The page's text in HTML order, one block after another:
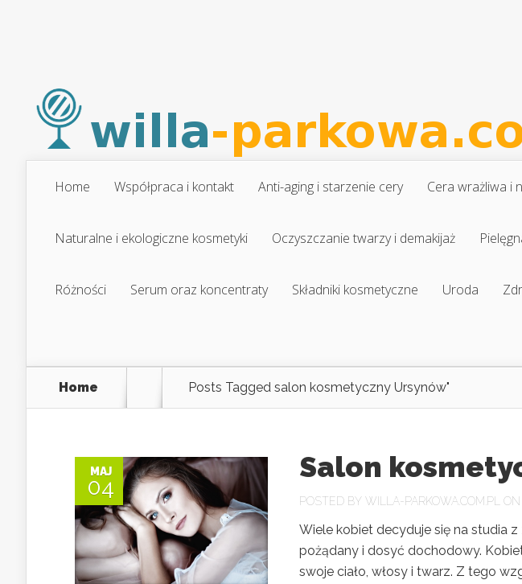
Home Współpraca i kontakt Anti-aging i starzenie cery Cera wrażliwa i
Naturalne i ekologiczne kosmetyki Oczyszczanie twarzy i demakijaż
Różności Serum oraz koncentraty Składniki kosmetyczne Uroda
Home Posts Tagged salon kosmetyczny Ursynów"
MAJ
04
Salon
POSTED BY WILLA-PARKOWA.COM.PL ON
Wiele kobiet decyduje się na studia
pożądany i dosyć dochodowy.
swoje ciało, włosy i twarz. Z tego